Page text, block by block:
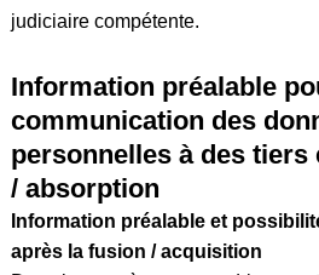
judiciaire compétente.
Information préalable
communication des
personnelles à des tiers
/ absorption
Information préalable et
après la fusion / acquisition